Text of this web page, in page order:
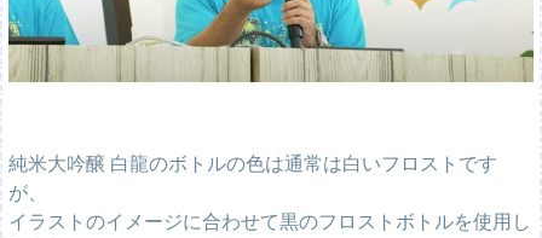
純米大吟醸 白龍のボトルの色は通常は白いフロストです
が、
イラストのイメージに合わせて黒のフロストボトルを使用し